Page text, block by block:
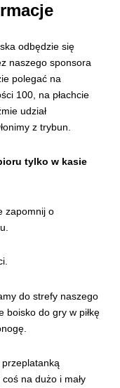
odbędzie się
naszego sponsora
polegać na
100, na płachcie
udział
z trybun.
tylko w kasie
zapomnij o
do strefy naszego
boisko do gry w piłkę
przeplatanką
na dużo i mały